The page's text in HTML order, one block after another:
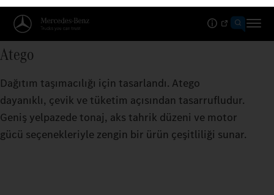
Atego
Dağıtım taşımacılığı için tasarlandı. Atego
dayanıklı, çevik ve tüketim açısından tasarrufludur.
Geniş yelpazede tonaj, aks tahrik düzeni ve motor
gücü seçenekleriyle zengin bir ürün çeşitliliği sunar.